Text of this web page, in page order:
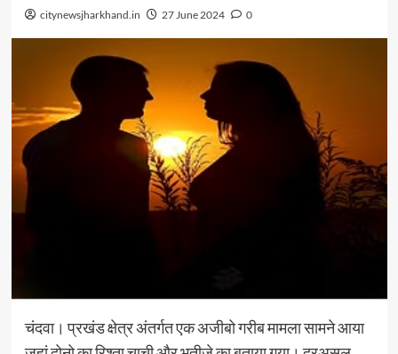
citynewsjharkhand.in 27 June 2024 0
चंदवा। प्रखंड क्षेत्र अंतर्गत एक अजीबो गरीब मामला सामने आया